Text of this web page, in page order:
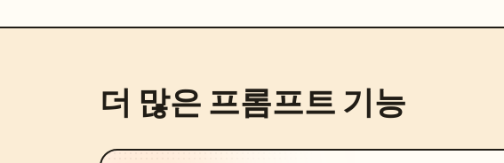
더 많은 프롬프트 기능